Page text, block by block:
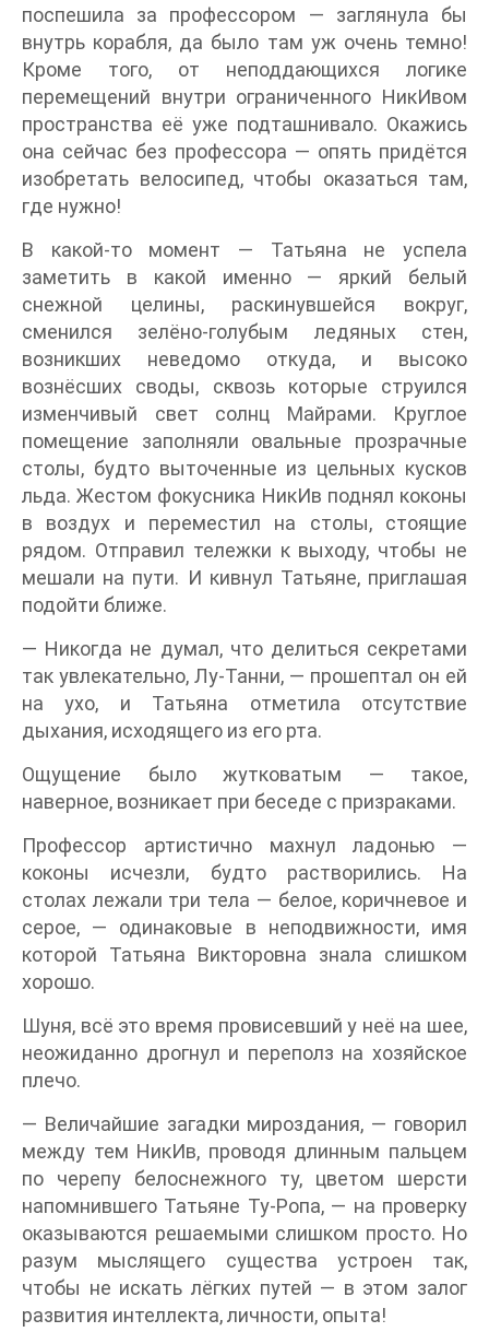
поспешила за профессором — заглянула бы
внутрь корабля, да было там уж очень темно!
Кроме того, от неподдающихся логике
перемещений внутри ограниченного НикИвом
пространства её уже подташнивало. Окажись
она сейчас без профессора — опять придётся
изобретать велосипед, чтобы оказаться там,
где нужно!
В какой-то момент — Татьяна не успела
заметить в какой именно — яркий белый
снежной целины, раскинувшейся вокруг,
сменился зелёно-голубым ледяных стен,
возникших неведомо откуда, и высоко
вознёсших своды, сквозь которые струился
изменчивый свет солнц Майрами. Круглое
помещение заполняли овальные прозрачные
столы, будто выточенные из цельных кусков
льда. Жестом фокусника НикИв поднял коконы
в воздух и переместил на столы, стоящие
рядом. Отправил тележки к выходу, чтобы не
мешали на пути. И кивнул Татьяне, приглашая
подойти ближе.
— Никогда не думал, что делиться секретами
так увлекательно, Лу-Танни, — прошептал он ей
на ухо, и Татьяна отметила отсутствие
дыхания, исходящего из его рта.
Ощущение было жутковатым — такое,
наверное, возникает при беседе с призраками.
Профессор артистично махнул ладонью —
коконы исчезли, будто растворились. На
столах лежали три тела — белое, коричневое и
серое, — одинаковые в неподвижности, имя
которой Татьяна Викторовна знала слишком
хорошо.
Шуня, всё это время провисевший у неё на шее,
неожиданно дрогнул и переполз на хозяйское
плечо.
— Величайшие загадки мироздания, — говорил
между тем НикИв, проводя длинным пальцем
по черепу белоснежного ту, цветом шерсти
напомнившего Татьяне Ту-Ропа, — на проверку
оказываются решаемыми слишком просто. Но
разум мыслящего существа устроен так,
чтобы не искать лёгких путей — в этом залог
развития интеллекта, личности, опыта!